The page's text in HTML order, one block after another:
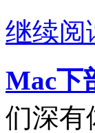
继续阅
Mac下
们深有